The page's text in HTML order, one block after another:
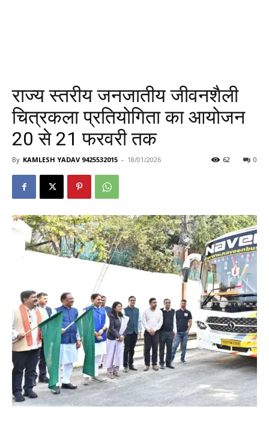
राज्य स्तरीय जनजातीय जीवनशैली
चित्रकला प्रतियोगिता का आयोजन
20 से 21 फरवरी तक
By KAMLESH YADAV 9425532015 - 18/01/2026 0
62